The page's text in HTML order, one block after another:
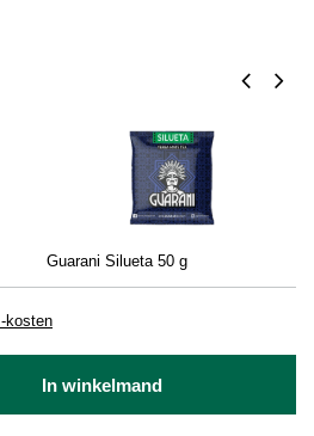
Guarani Silueta 50 g
kosten
In winkelmand